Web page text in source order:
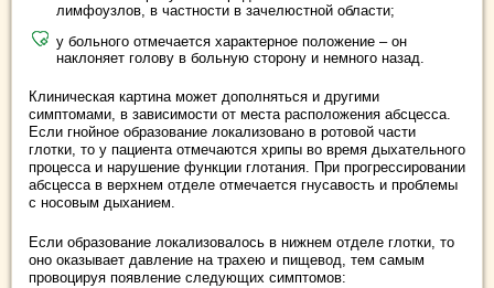
лимфоузлов, в частности в зачелюстной области;
у больного отмечается характерное положение – он
наклоняет голову в больную сторону и немного назад.
Клиническая картина может дополняться и другими
симптомами, в зависимости от места расположения абсцесса.
Если гнойное образование локализовано в ротовой части
глотки, то у пациента отмечаются хрипы во время дыхательного
процесса и нарушение функции глотания. При прогрессировании
абсцесса в верхнем отделе отмечается гнусавость и проблемы
с носовым дыханием.
Если образование локализовалось в нижнем отделе глотки, то
оно оказывает давление на трахею и пищевод, тем самым
провоцируя появление следующих симптомов: